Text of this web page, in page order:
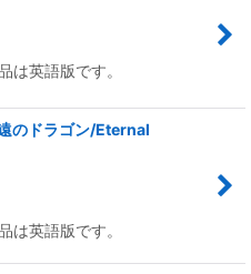
は英語版です。
のドラゴン/Eternal
は英語版です。